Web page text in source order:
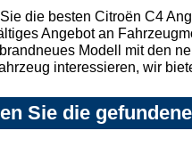
die besten Citroën C4
Angebot an
Modell mit den
interessieren, wir
Sie die